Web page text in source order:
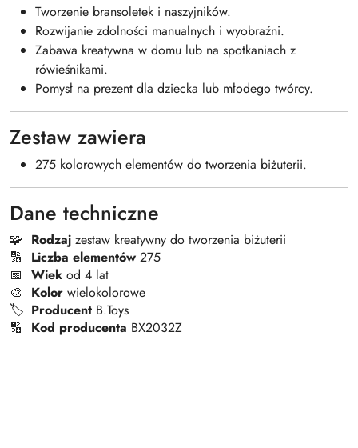
Tworzenie bransoletek i naszyjników.
Rozwijanie zdolności manualnych i wyobraźni.
Zabawa kreatywna w domu lub na spotkaniach z
rówieśnikami.
Pomysł na prezent dla dziecka lub młodego twórcy.
Zestaw zawiera
275 kolorowych elementów do tworzenia biżuterii.
Dane techniczne
🧩 Rodzaj zestaw kreatywny do tworzenia biżuterii
🔢
Liczba elementów 275
📅 Wiek od 4 lat
🎨
Kolor wielokolorowe
🏷️ Producent B.Toys
🔢
Kod producenta BX2032Z